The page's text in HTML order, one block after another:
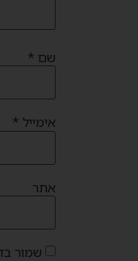
שם *
אימייל *
אתר
שמור